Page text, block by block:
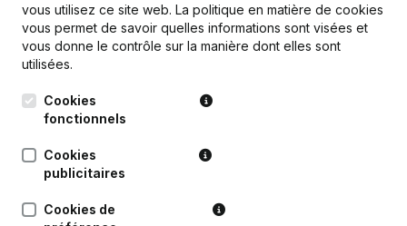
Date Publication
Succursale, etc...)
Questions fréquemment posées
vous utilisez ce site web. La politique en matière de cookies
vous permet de savoir quelles informations sont visées et
vous donne le contrôle sur la manière dont elles sont
utilisées.
Cookies
fonctionnels
Cookies
publicitaires
Cookies de